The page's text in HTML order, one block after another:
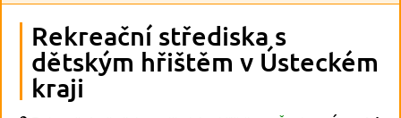
Rekreační střediska s
dětským hřištěm v Ústeckém
kraji